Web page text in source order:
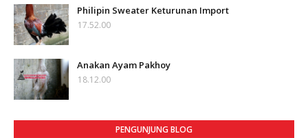
Philipin Sweater Keturunan Import
17.52.00
Anakan Ayam Pakhoy
18.12.00
PENGUNJUNG BLOG